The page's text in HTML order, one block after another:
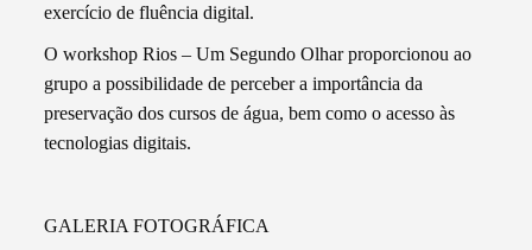
exercício de fluência digital.
O workshop Rios – Um Segundo Olhar proporcionou ao
grupo a possibilidade de perceber a importância da
preservação dos cursos de água, bem como o acesso às
tecnologias digitais.
GALERIA FOTOGRÁFICA